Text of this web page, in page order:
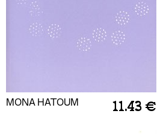
MONA HATOUM 11.43 €